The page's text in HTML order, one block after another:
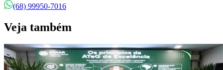
(68) 99950-7016
Veja também